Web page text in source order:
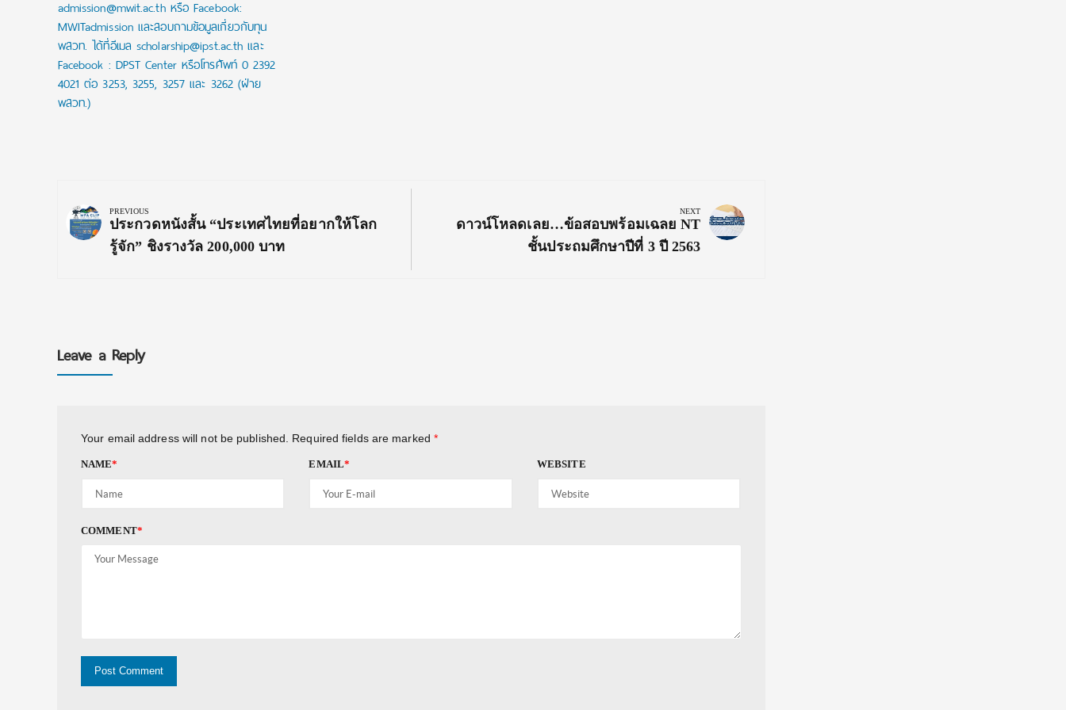
admission@mwit.ac.th หรือ Facebook:
MWITadmission และสอบถามข้อมูลเกี่ยวกับทุน
พสวท. ได้ที่อีเมล scholarship@ipst.ac.th และ
Facebook : DPST Center หรือโทรศัพท์ 0 2392
4021 ต่อ 3253, 3255, 3257 และ 3262 (ฝ่าย
พสวท.)
navigation
PREVIOUS
Previous
Post:
ประกวดหนังสั้น “ประเทศไทยที่อยากให้โลก
รู้จัก” ชิงรางวัล 200,000 บาท
NEXT
Next
ดาวน์โหลดเลย…ข้อสอบพร้อมเฉลย NT
ชั้นประถมศึกษาปีที่ 3 ปี 2563
Leave a Reply
Your email address will not be published. Required fields are marked *
NAME* EMAIL* WEBSITE
COMMENT*